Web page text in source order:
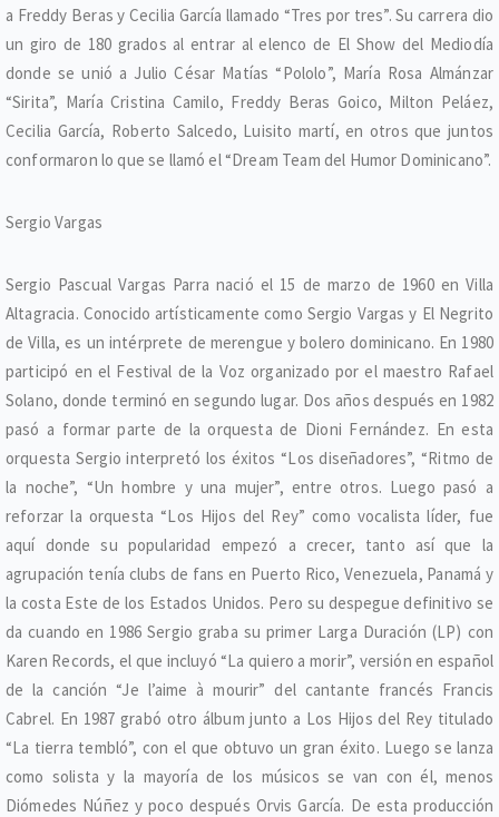
a Freddy Beras y Cecilia García llamado “Tres por tres”. Su carrera dio
un giro de 180 grados al entrar al elenco de El Show del Mediodía
donde se unió a Julio César Matías “Pololo”, María Rosa Almánzar
“Sirita”, María Cristina Camilo, Freddy Beras Goico, Milton Peláez,
Cecilia García, Roberto Salcedo, Luisito martí, en otros que juntos
conformaron lo que se llamó el “Dream Team del Humor Dominicano”.
Sergio Vargas
Sergio Pascual Vargas Parra nació el 15 de marzo de 1960 en Villa
Altagracia. Conocido artísticamente como Sergio Vargas y El Negrito
de Villa, es un intérprete de merengue y bolero dominicano. En 1980
participó en el Festival de la Voz organizado por el maestro Rafael
Solano, donde terminó en segundo lugar. Dos años después en 1982
pasó a formar parte de la orquesta de Dioni Fernández. En esta
orquesta Sergio interpretó los éxitos “Los diseñadores”, “Ritmo de
la noche”, “Un hombre y una mujer”, entre otros. Luego pasó a
reforzar la orquesta “Los Hijos del Rey” como vocalista líder, fue
aquí donde su popularidad empezó a crecer, tanto así que la
agrupación tenía clubs de fans en Puerto Rico, Venezuela, Panamá y
la costa Este de los Estados Unidos. Pero su despegue definitivo se
da cuando en 1986 Sergio graba su primer Larga Duración (LP) con
Karen Records, el que incluyó “La quiero a morir”, versión en español
de la canción “Je l’aime à mourir” del cantante francés Francis
Cabrel. En 1987 grabó otro álbum junto a Los Hijos del Rey titulado
“La tierra tembló”, con el que obtuvo un gran éxito. Luego se lanza
como solista y la mayoría de los músicos se van con él, menos
Diómedes Núñez y poco después Orvis García. De esta producción